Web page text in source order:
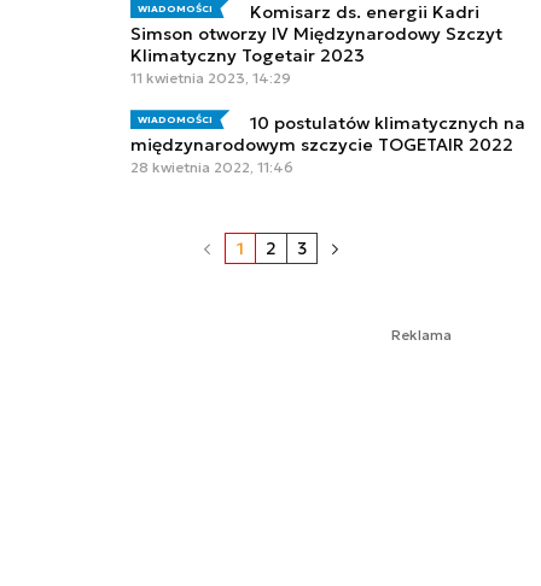
WIADOMOŚCI
Komisarz ds. energii Kadri
Simson otworzy IV Międzynarodowy Szczyt
Klimatyczny Togetair 2023
11 kwietnia 2023, 14:29
WIADOMOŚCI
10 postulatów klimatycznych na
międzynarodowym szczycie TOGETAIR 2022
28 kwietnia 2022, 11:46
1 2 3
Reklama